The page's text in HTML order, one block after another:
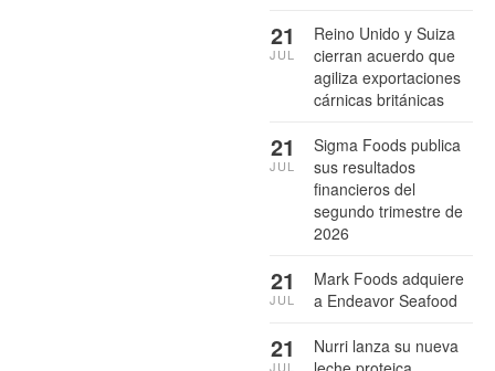
Reino Unido y Suiza
cierran acuerdo que
agiliza exportaciones
cárnicas británicas
21
JUL
Sigma Foods publica
sus resultados
financieros del
segundo trimestre de
2026
21
JUL
Mark Foods adquiere
a Endeavor Seafood
21
JUL
Nurri lanza su nueva
21
JUL